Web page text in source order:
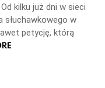
kilku już dni w sieci
słuchawkowego w
petycję, którą